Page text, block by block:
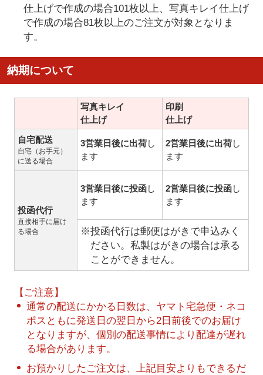
仕上げで作成の場合101枚以上、写真キレイ仕上げ
で作成の場合81枚以上のご注文が対象となりま
す。
納期について
写真キレイ
仕上げ
印刷
仕上げ
自宅配送
自宅（お手元）
に送る場合
3営業日後に出荷し
ます
2営業日後に出荷し
ます
投函代行
直接相手に届け
る場合
3営業日後に投函し
ます
2営業日後に投函し
ます
※投函代行は郵便はがきで申込みく
ださい。私製はがきの場合は承る
ことができません。
【ご注意】
通常の配送にかかる日数は、ヤマト宅急便・ネコ
ポスともに発送日の翌日から2日前後でのお届け
となりますが、個別の配送事情により配達が遅れ
る場合があります。
お預かりしたご注文は、上記目安よりもできるだ